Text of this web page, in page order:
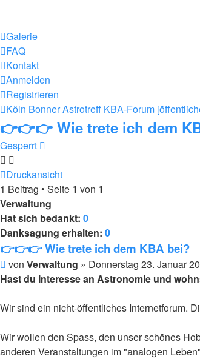
Galerie
FAQ
Kontakt
Anmelden
Registrieren
Köln Bonner Astrotreff KBA-Forum
👉👉👉 Wie trete ich dem
Gesperrt
Druckansicht
1 Beitrag • Seite 1 von 1
Verwaltung
Hat sich bedankt: 0
Danksagung erhalten: 0
👉👉👉 Wie trete ich dem KBA bei?
Beitrag
von Verwaltung » Donnerstag 23. Januar
Hast du Interesse an Astronomie und
Wir sind ein nicht-öffentliches Internetforum.
Wir wollen den Spass, den unser schönes
anderen Veranstaltungen im "analogen